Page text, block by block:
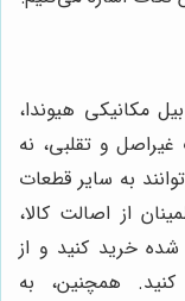
مکانیکی هیوندا،
و تقلبی، نه
به سایر قطعات
از اصالت کالا،
شده خرید کنید و از
همچنین، به